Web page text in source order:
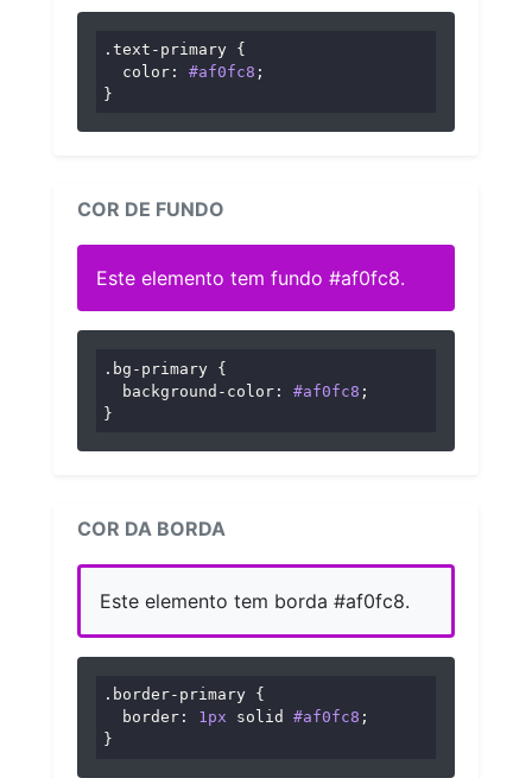
.text-primary {
color : #af0fc8 ;
}
COR DE FUNDO
Este elemento tem fundo #af0fc8.
.bg-primary {
background-color : #af0fc8 ;
}
COR DA BORDA
Este elemento tem borda #af0fc8.
.border-primary {
border : 1px solid #af0fc8 ;
}